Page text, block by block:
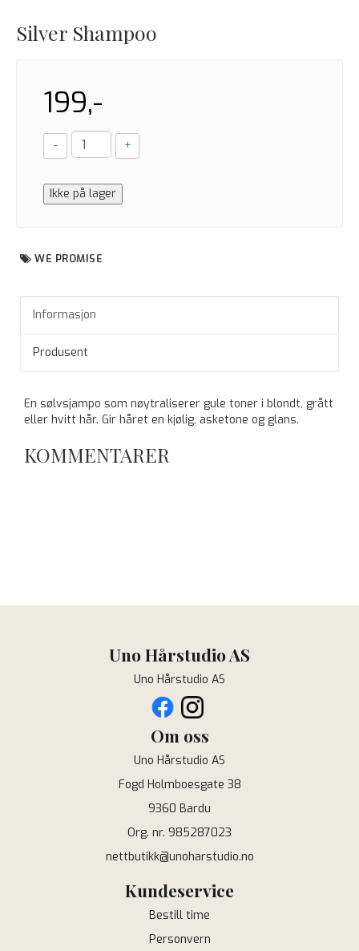
Silver Shampoo
199,-
- +
Ikke på lager
WE PROMISE
Informasjon
Produsent
En sølvsjampo som nøytraliserer gule toner i blondt, grått
eller hvitt hår. Gir håret en kjølig, asketone og glans.
KOMMENTARER
Uno Hårstudio AS
Uno Hårstudio AS
Om oss
Uno Hårstudio AS
Fogd Holmboesgate 38
9360 Bardu
Org. nr. 985287023
nettbutikk@unoharstudio.no
Kundeservice
Bestill time
Personvern